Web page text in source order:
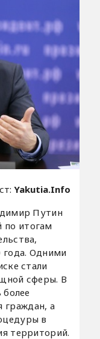
Yakutia.Info
Путин
по итогам
года. Одними
стали
сферы. В
граждан, а
в
территорий.